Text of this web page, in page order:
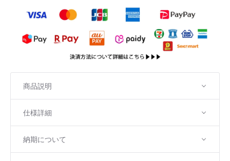
商品説明
仕様詳細
納期について